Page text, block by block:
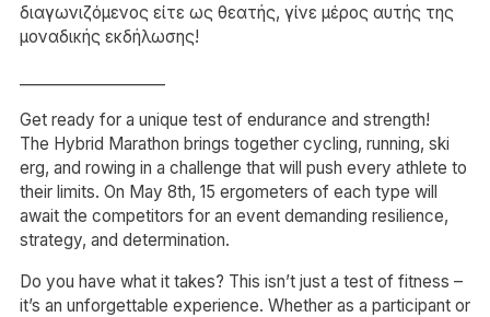
διαγωνιζόμενος είτε ως θεατής, γίνε μέρος αυτής της
μοναδικής εκδήλωσης!
Get ready for a unique test of endurance and strength!
The Hybrid Marathon brings together cycling, running, ski
erg, and rowing in a challenge that will push every athlete to
their limits. On May 8th, 15 ergometers of each type will
await the competitors for an event demanding resilience,
strategy, and determination.
Do you have what it takes? This isn’t just a test of fitness –
it’s an unforgettable experience. Whether as a participant or